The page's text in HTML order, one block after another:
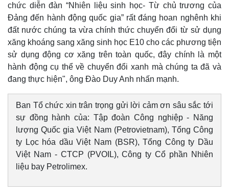
chức diễn đàn “Nhiên liệu sinh học- Từ chủ trương của
Đảng đến hành động quốc gia” rất đáng hoan nghênh khi
đất nước chúng ta vừa chính thức chuyển đổi từ sử dụng
xăng khoáng sang xăng sinh học E10 cho các phương tiện
sử dụng động cơ xăng trên toàn quốc, đây chính là một
hành động cụ thể về chuyển đổi xanh mà chúng ta đã và
đang thực hiện", ông Đào Duy Anh nhấn mạnh.
Ban Tổ chức xin trân trọng gửi lời cảm ơn sâu sắc tới
sự đồng hành của: Tập đoàn Công nghiệp - Năng
lượng Quốc gia Việt Nam (Petrovietnam), Tổng Công
ty Lọc hóa dầu Việt Nam (BSR), Tổng Công ty Dầu
Việt Nam - CTCP (PVOIL), Công ty Cổ phần Nhiên
liệu bay Petrolimex.